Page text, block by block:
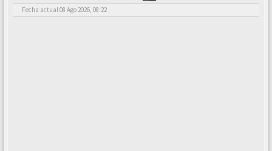
Fecha actual 08 Ago 2026, 08:22